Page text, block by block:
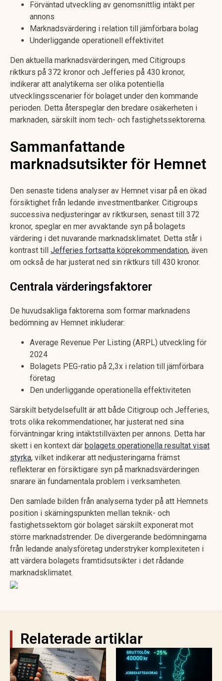
Förväntad utveckling av genomsnittlig intäkt per
annons
Marknadsvärdering i relation till jämförbara bolag
Underliggande operationell effektivitet
Den aktuella marknadsvärderingen, med Citigroups
riktkurs på 372 kronor och Jefferies på 430 kronor,
indikerar att analytikerna ser olika potentiella
utvecklingsscenarier för bolaget under den kommande
perioden. Detta återspeglar den bredare osäkerheten i
marknaden, särskilt inom tech- och fastighetssektorerna.
Sammanfattande
marknadsutsikter för Hemnet
Den senaste tidens analyser av Hemnet visar på en ökad
försiktighet från ledande investmentbanker. Citigroups
successiva nedjusteringar av riktkursen, senast till 372
kronor, speglar en mer avvaktande syn på bolagets
värdering i det nuvarande marknadsklimatet. Detta står i
kontrast till Jefferies fortsatta köprekommendation, även
om också de har justerat ned sin riktkurs till 430 kronor.
Centrala värderingsfaktorer
De huvudsakliga faktorerna som formar marknadens
bedömning av Hemnet inkluderar:
Average Revenue Per Listing (ARPL) utveckling för
2024
Bolagets PEG-ratio på 2,3x i relation till jämförbara
företag
Den underliggande operationella effektiviteten
Särskilt betydelsefullt är att både Citigroup och Jefferies,
trots olika rekommendationer, har justerat ned sina
förväntningar kring intäktstillväxten per annons. Detta har
skett i en kontext där bolagets operationella resultat visat
styrka, vilket indikerar att nedjusteringarna främst
reflekterar en försiktigare syn på marknadsvärderingen
snarare än fundamentala problem i verksamheten.
Den samlade bilden från analyserna tyder på att Hemnets
position i skärningspunkten mellan teknik- och
fastighetssektorn gör bolaget särskilt exponerat mot
större marknadstrender. De divergerande bedömningarna
från ledande analysföretag understryker komplexiteten i
att värdera bolagets framtidsutsikter i det rådande
marknadsklimatet.
Relaterade artiklar